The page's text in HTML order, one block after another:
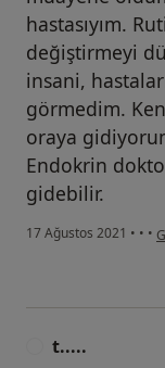
hastasıyım.
değiştirmeyi
insani,
görmedim.
oraya
Endokrin
gidebilir.
17 Ağustos 2021 • • •
t.....